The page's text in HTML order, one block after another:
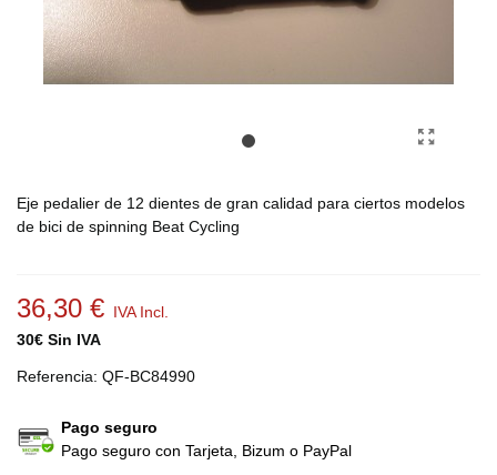
Eje pedalier de 12 dientes de gran calidad para ciertos modelos
de bici de spinning Beat Cycling
36,30 € IVA Incl.
30€ Sin IVA
Referencia: QF-BC84990
Pago seguro
Pago seguro con Tarjeta, Bizum o PayPal